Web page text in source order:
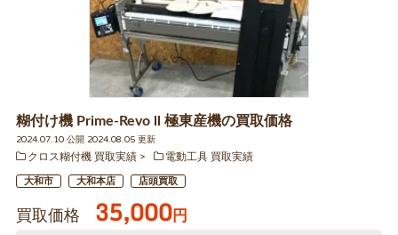
糊付け機 Prime-Revo ll 極東産機の買取価格
2024.07.10 公開 2024.08.05 更新
クロス糊付機 買取実績
電動工具 買取実績
大和市 大和本店 店頭買取
買取価格 35,000円